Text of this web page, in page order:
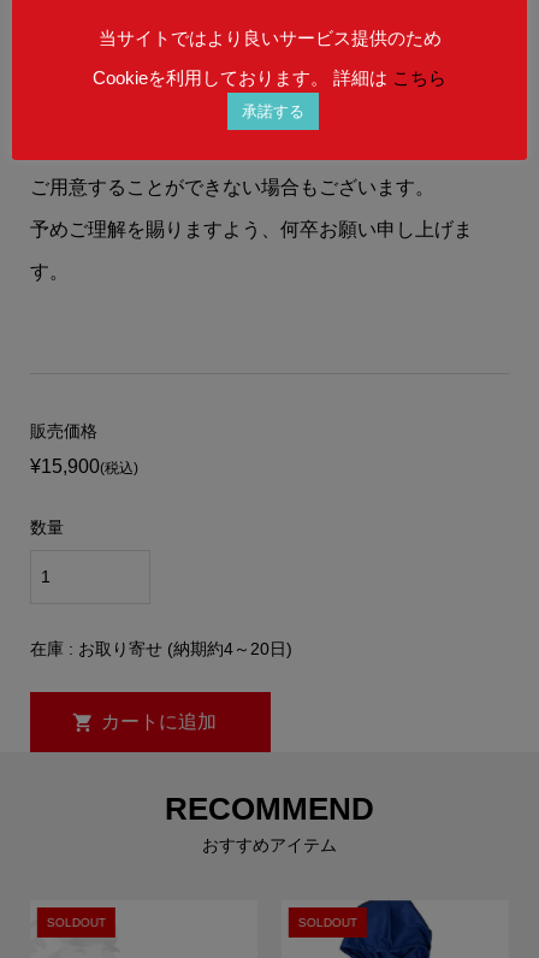
お客様には、 【在庫状況】 【お届けまでの納期】
を、メールにてお知らせいたします。
ご用意することができない場合もございます。
予めご理解を賜りますよう、何卒お願い申し上げま
す。
販売価格
¥15,900(税込)
数量
在庫 : お取り寄せ (納期約4～20日)
RECOMMEND
おすすめアイテム
SOLDOUT SOLDOUT
当サイトではより良いサービス提供のため
Cookieを利用しております。 詳細は こちら
承諾する